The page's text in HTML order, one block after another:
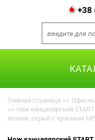
+38
Главная страница >>
>> Нож канцелярский
лезвия, серый с красным